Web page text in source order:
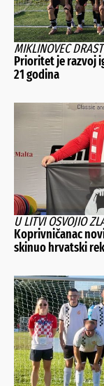
MIKLINOVEC
Prioritet je razvoj
21 godina
U LITVI OSVOJIO
Koprivničanac
skinuo hrvatski